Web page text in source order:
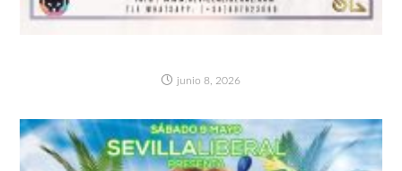
junio 8, 2026